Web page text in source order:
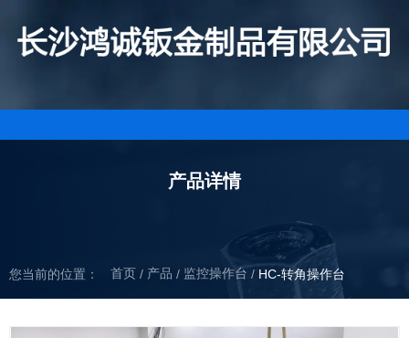
产品详情
您当前的位置： 首页/ 产品 / 监控操作台 / HC-转角操作台